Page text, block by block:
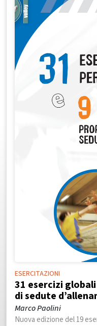
ESERCITAZIONI
31 esercizi
di sedute
Marco Paolini
Nuova edizione del 19